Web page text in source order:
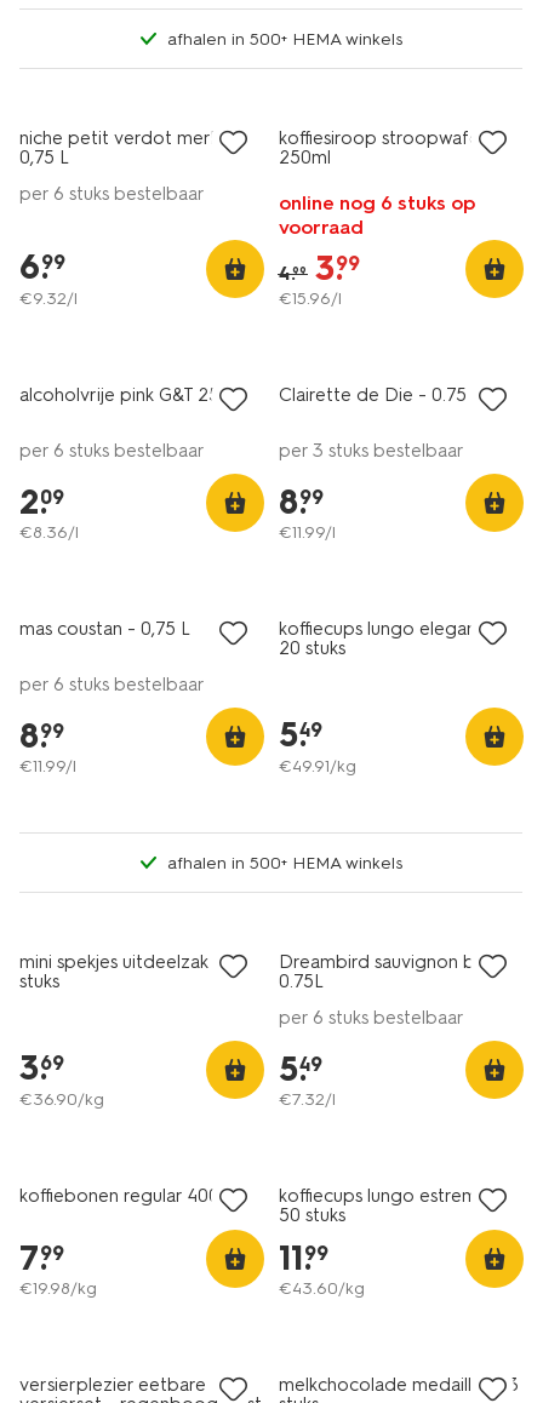
afhalen in 500+ HEMA winkels
8.5
niche petit verdot merlot -
0,75 L
per 6 stuks bestelbaar
6.
99
€9.32/l
koffiesiroop stroopwafel
250ml
online nog 6 stuks op
voorraad
4.99 3.
99
€15.96/l
alcoholvrije pink G&T 250ml
per 6 stuks bestelbaar
2.
09
€8.36/l
Clairette de Die - 0.75 L
per 3 stuks bestelbaar
8.
99
€11.99/l
9-
mas coustan - 0,75 L
per 6 stuks bestelbaar
8.
99
€11.99/l
koffiecups lungo elegance -
20 stuks
5.
49
€49.91/kg
afhalen in 500+ HEMA winkels
mini spekjes uitdeelzak - 10
stuks
3.
69
€36.90/kg
7.5
Dreambird sauvignon blanc
0.75L
per 6 stuks bestelbaar
5.
49
€7.32/l
koffiebonen regular 400g
7.
99
€19.98/kg
koffiecups lungo estremo -
50 stuks
11.
99
€43.60/kg
versierplezier eetbare
melkchocolade medailles - 3